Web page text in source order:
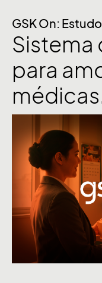
GSK On:
Sistema
para